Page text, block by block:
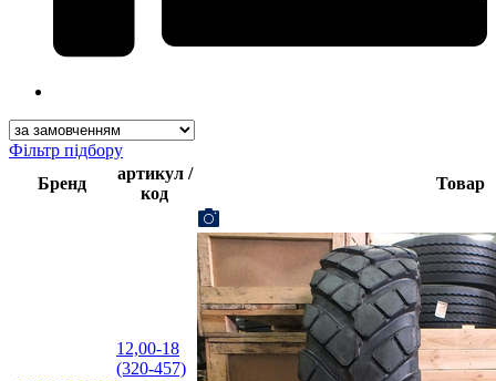
Фільтр підбору
Бренд
артикул /
код
Товар
12,00-18
(320-457)